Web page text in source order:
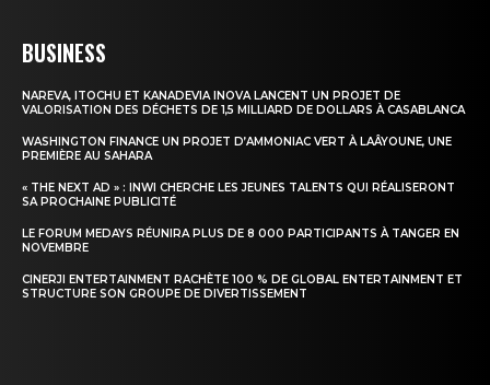
BUSINESS
NAREVA, ITOCHU ET KANADEVIA INOVA LANCENT UN PROJET DE
VALORISATION DES DÉCHETS DE 1,5 MILLIARD DE DOLLARS À CASABLANCA
WASHINGTON FINANCE UN PROJET D’AMMONIAC VERT À LAÂYOUNE, UNE
PREMIÈRE AU SAHARA
« THE NEXT AD » : INWI CHERCHE LES JEUNES TALENTS QUI RÉALISERONT
SA PROCHAINE PUBLICITÉ
LE FORUM MEDAYS RÉUNIRA PLUS DE 8 000 PARTICIPANTS À TANGER EN
NOVEMBRE
CINERJI ENTERTAINMENT RACHÈTE 100 % DE GLOBAL ENTERTAINMENT ET
STRUCTURE SON GROUPE DE DIVERTISSEMENT